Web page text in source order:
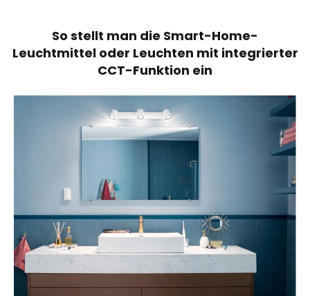
So stellt man die Smart-Home-
Leuchtmittel oder Leuchten mit integrierter
CCT-Funktion ein